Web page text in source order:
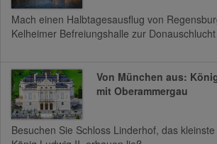
Mach einen Halbtagesausflug von
Kelheimer Befreiungshalle zur
Von München aus:
mit Oberammergau
Besuchen Sie Schloss Linderhof, das